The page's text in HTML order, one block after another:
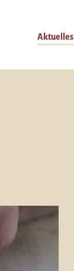
Aktuelles